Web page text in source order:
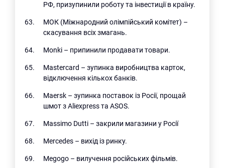
РФ, призупинили роботу та інвестиції в країну.
МОК (Міжнародний олімпійський комітет) –
скасування всіх змагань.
Monki – припинили продавати товари.
Mastercard – зупинка виробництва карток,
відключення кількох банків.
Maersk – зупинка поставок із Росії, прощай
шмот з Aliexpress та ASOS.
Massimo Dutti – закрили магазини у Росії
Mercedes – вихід із ринку.
Megogo – вилучення російських фільмів.